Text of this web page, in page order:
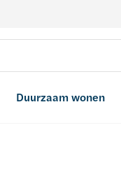
Duurzaam wonen